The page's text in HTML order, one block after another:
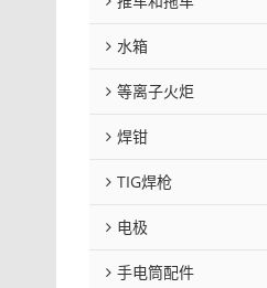
水箱
等离子火炬
焊钳
TIG焊枪
电极
手电筒配件